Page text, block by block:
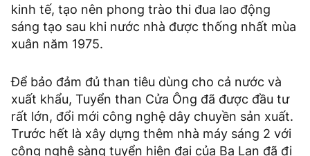
kinh tế, tạo nên phong trào thi đua lao động
sáng tạo sau khi nước nhà được thống nhất mùa
xuân năm 1975.
Để bảo đảm đủ than tiêu dùng cho cả nước và
xuất khẩu, Tuyển than Cửa Ông đã được đầu tư
rất lớn, đổi mới công nghệ dây chuyền sản xuất.
Trước hết là xây dựng thêm nhà máy sáng 2 với
công nghệ sàng tuyển hiện đại của Ba Lan đã đi